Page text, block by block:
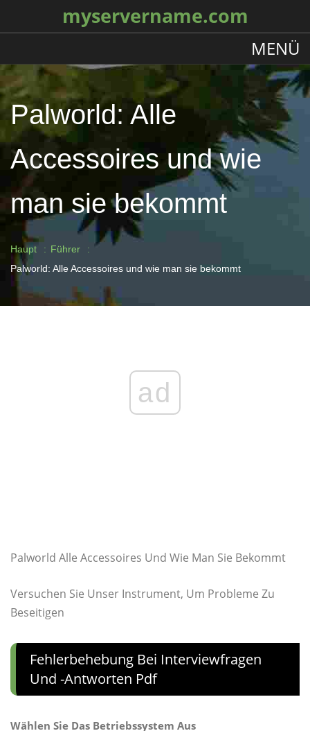
myservername.com
MENÜ
Palworld: Alle
Accessoires und wie
man sie bekommt
Haupt
Führer
Palworld: Alle Accessoires und wie man sie bekommt
ad
Palworld Alle Accessoires Und Wie Man Sie Bekommt
Versuchen Sie Unser Instrument, Um Probleme Zu
Beseitigen
Fehlerbehebung Bei Interviewfragen
Und -antworten Pdf
Wählen Sie Das Betriebssystem Aus